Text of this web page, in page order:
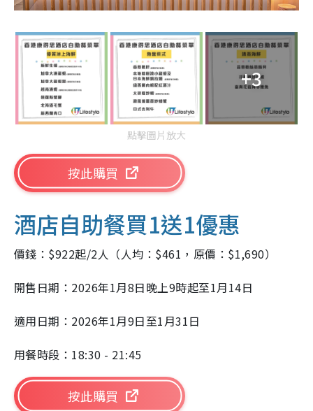
+3
點擊圖片放大
按此購買
酒店自助餐買1送1優惠
價錢：$922起/2人（人均：$461，原價：$1,690）
開售日期：2026年1月8日晚上9時起至1月14日
適用日期：2026年1月9日至1月31日
用餐時段：18:30 - 21:45
按此購買